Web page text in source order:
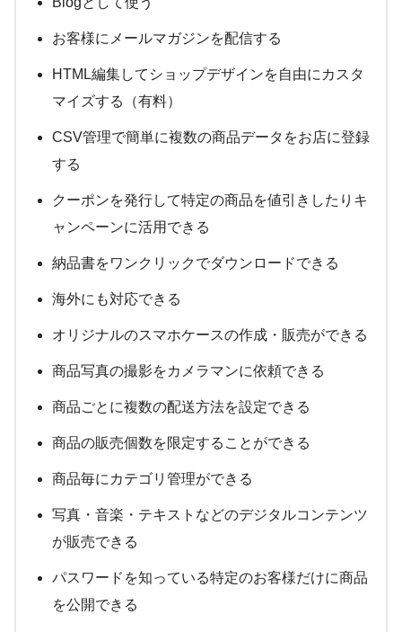
お客様にメールマガジンを配信する
HTML編集してショップデザインを自由にカスタ
マイズする（有料）
CSV管理で簡単に複数の商品データをお店に登録
する
クーポンを発行して特定の商品を値引きしたりキ
ャンペーンに活用できる
納品書をワンクリックでダウンロードできる
海外にも対応できる
オリジナルのスマホケースの作成・販売ができる
商品写真の撮影をカメラマンに依頼できる
商品ごとに複数の配送方法を設定できる
商品の販売個数を限定することができる
商品毎にカテゴリ管理ができる
写真・音楽・テキストなどのデジタルコンテンツ
が販売できる
パスワードを知っている特定のお客様だけに商品
を公開できる